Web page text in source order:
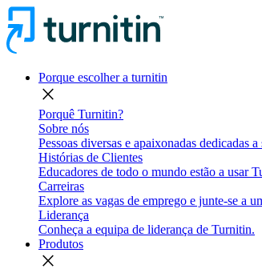
Porque escolher a turnitin
close
Porquê Turnitin?
Sobre nós
Pessoas diversas e apaixonadas dedicadas
Histórias de Clientes
Educadores de todo o mundo estão a usar
Carreiras
Explore as vagas de emprego e junte-se a
Liderança
Conheça a equipa de liderança de Turnitin.
Produtos
close